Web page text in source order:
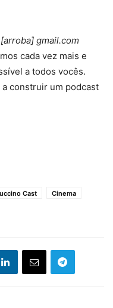
gmail.com
cada vez mais e
a todos vocês.
construir um podcast
Cast
Cinema